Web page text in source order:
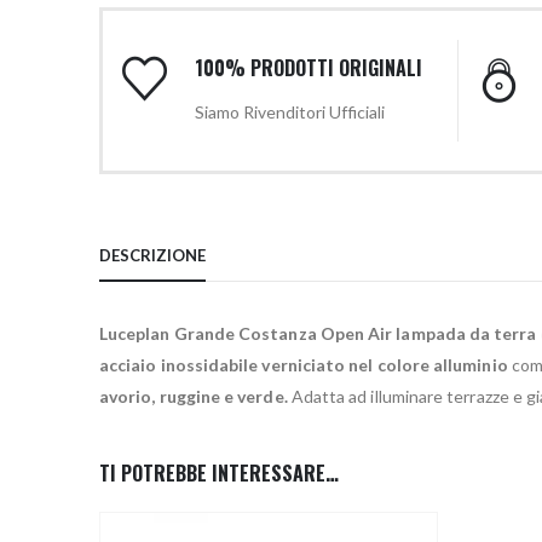
100% PRODOTTI ORIGINALI
Siamo Rivenditori Ufficiali
DESCRIZIONE
Luceplan Grande Costanza Open Air lampada da
acciaio inossidabile verniciato nel colore alluminio
avorio, ruggine e verde.Adatta ad illuminare terrazze e
TI POTREBBE INTERESSARE…